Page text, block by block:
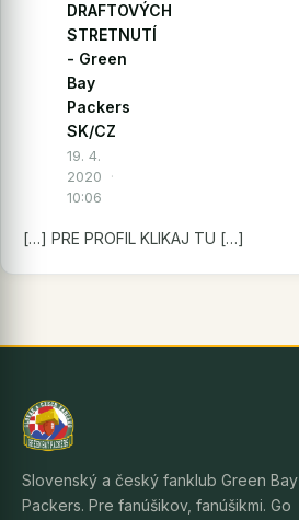
DRAFTOVÝCH
STRETNUTÍ
- Green
Bay
Packers
SK/CZ
19. 4.
2020
·
10:06
[…] PRE PROFIL KLIKAJ TU […]
Slovenský a český fanklub Green Bay
Packers. Pre fanúšikov, fanúšikmi. Go